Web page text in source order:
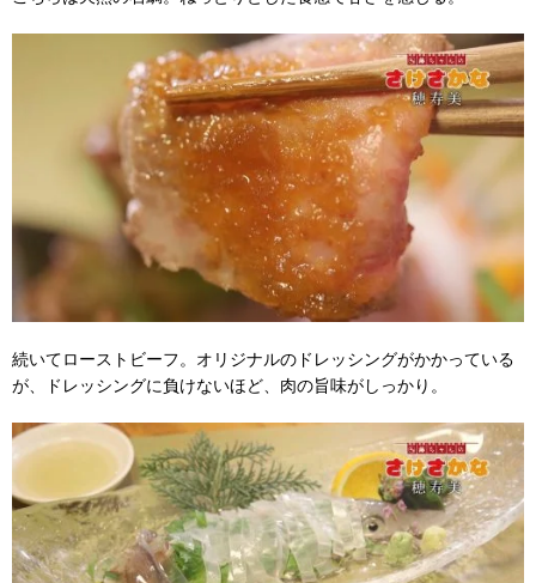
続いてローストビーフ。オリジナルのドレッシングがかかっている
が、ドレッシングに負けないほど、肉の旨味がしっかり。